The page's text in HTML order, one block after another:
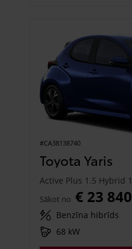
#CA38138740
Toyota Yaris
Sākot no € 23 840
Benzīna hibrīds
68 kW